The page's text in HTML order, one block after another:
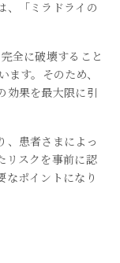
、「ミラドライの
全に破壊すること
す。そのため、
効果を最大限に引
、患者さまによっ
リスクを事前に認
なポイントになり